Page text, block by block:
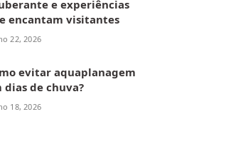
e experiências
encantam visitantes
22, 2026
evitar aquaplanagem
dias de chuva?
18, 2026